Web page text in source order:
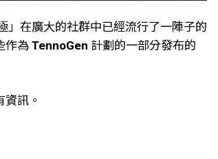
」在廣大的社群中已經流行了一陣子的
作為 TennoGen 計劃的一部分發布的
訊。